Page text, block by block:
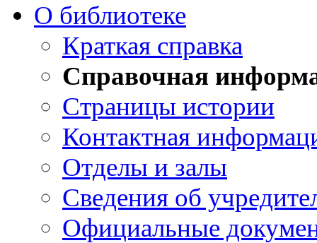
О библиотеке
Краткая справка
Справочная
Страницы истории
Контактная
Отделы и залы
Сведения об
Официальные